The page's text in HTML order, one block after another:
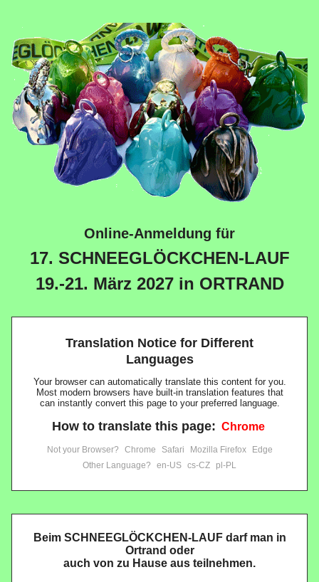
Online-Anmeldung für
17. SCHNEEGLÖCKCHEN-LAUF
19.-21. März 2027 in ORTRAND
Translation Notice for Different
Languages
Your browser can automatically translate this content for you.
Most modern browsers have built-in translation features that
can instantly convert this page to your preferred language.
How to translate this page: Chrome
Not your Browser? Chrome Safari Mozilla Firefox
Edge
Other Language?
en-US cs-CZ pl-PL
Beim SCHNEEGLÖCKCHEN-LAUF darf man in
Ortrand oder
auch von zu Hause aus teilnehmen.